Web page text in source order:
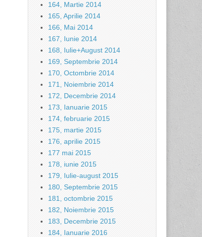
164, Martie 2014
165, Aprilie 2014
166, Mai 2014
167, Iunie 2014
168, Iulie+August 2014
169, Septembrie 2014
170, Octombrie 2014
171, Noiembrie 2014
172, Decembrie 2014
173, Ianuarie 2015
174, februarie 2015
175, martie 2015
176, aprilie 2015
177 mai 2015
178, iunie 2015
179, Iulie-august 2015
180, Septembrie 2015
181, octombrie 2015
182, Noiembrie 2015
183, Decembrie 2015
184, Ianuarie 2016